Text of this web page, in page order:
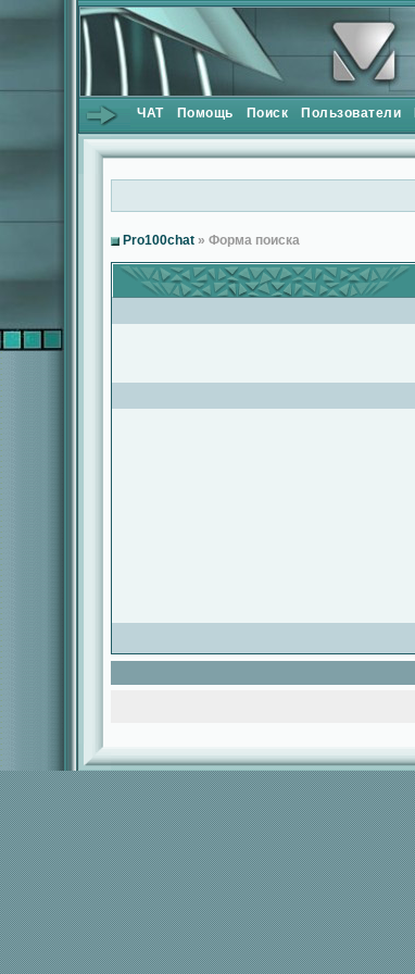
ЧАТ Помощь Поиск Пользователи
Pro100chat » Форма поиска